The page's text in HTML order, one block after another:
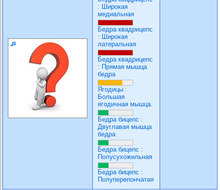
: Широкая
медиальная
Бедра квадрицепс
: Широкая
латеральная
Бедра квадрицепс
: Прямая мышца
бедра
Ягодицы :
Большая
ягодичная мышца.
Бедра бицепс :
Двуглавая мышца
бедра
Бедра бицепс :
Полусухожильная
Бедра бицепс :
Полуперепончатая